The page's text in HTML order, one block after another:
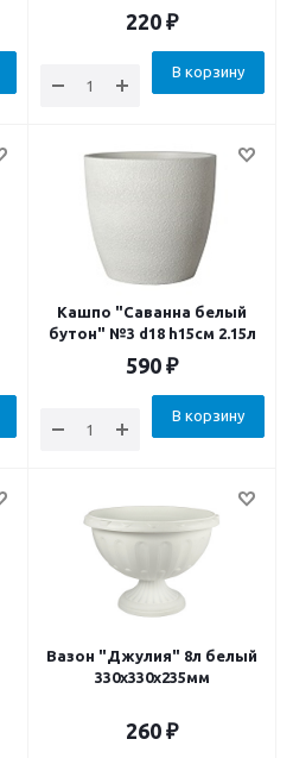
220 ₽
В корзину
Кашпо "Саванна белый
бутон" №3 d18 h15см 2.15л
590 ₽
В корзину
Вазон "Джулия" 8л белый
330х330х235мм
260 ₽